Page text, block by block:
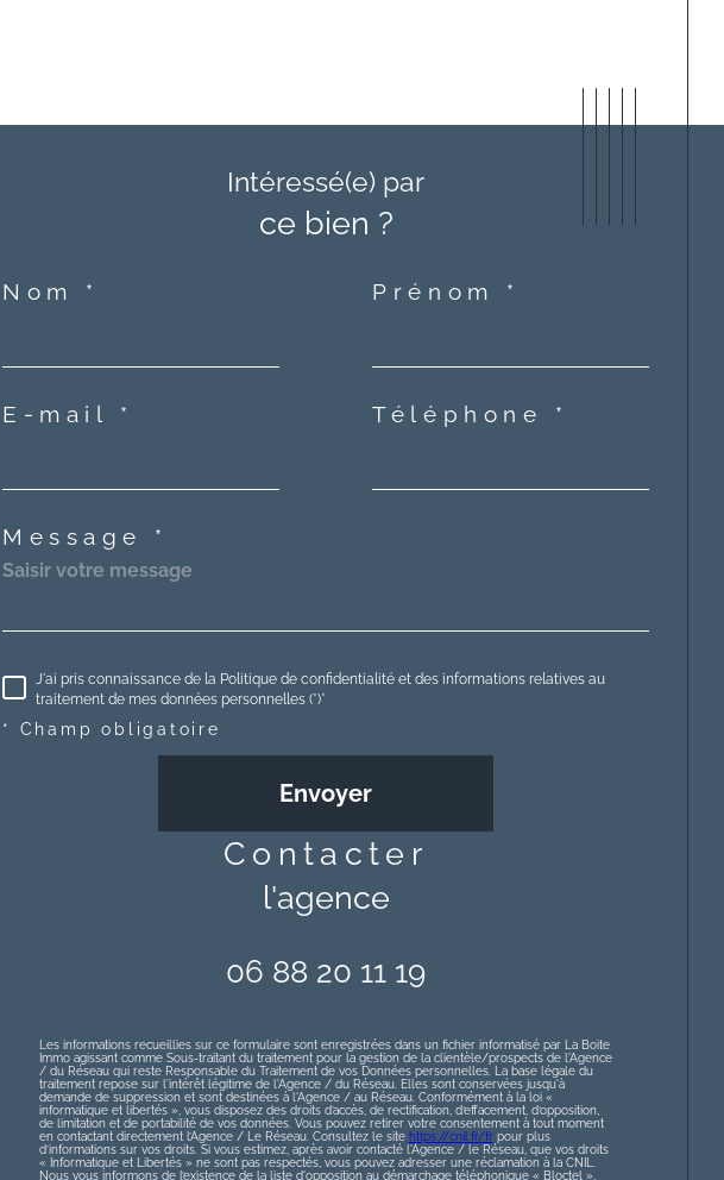
Intéressé(e) par
ce bien ?
Nom * Prénom *
E-mail * Téléphone *
Message *
J'ai pris connaissance de la Politique de confidentialité et des informations relatives au
traitement de mes données personnelles (*)*
* Champ obligatoire
Envoyer
contacter
l'agence
06 88 20 11 19
Les informations recueillies sur ce formulaire sont enregistrées dans un fichier informatisé par La Boite
Immo agissant comme Sous-traitant du traitement pour la gestion de la clientèle/prospects de l'Agence
/ du Réseau qui reste Responsable du Traitement de vos Données personnelles. La base légale du
traitement repose sur l'intérêt légitime de l'Agence / du Réseau. Elles sont conservées jusqu'à
demande de suppression et sont destinées à l'Agence / au Réseau. Conformément à la loi «
informatique et libertés », vous disposez des droits d’accès, de rectification, d’effacement, d’opposition,
de limitation et de portabilité de vos données. Vous pouvez retirer votre consentement à tout moment
en contactant directement l’Agence / Le Réseau. Consultez le site https://cnil.fr/frpour plus
d’informations sur vos droits. Si vous estimez, après avoir contacté l'Agence / le Réseau, que vos droits
« Informatique et Libertés » ne sont pas respectés, vous pouvez adresser une réclamation à la CNIL.
Nous vous informons de l’existence de la liste d'opposition au démarchage téléphonique « Bloctel »,